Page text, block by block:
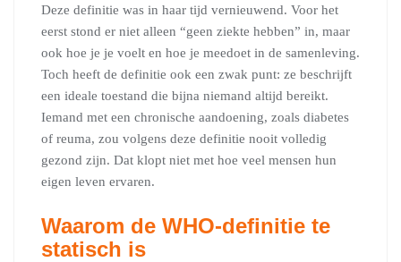
Deze definitie was in haar tijd vernieuwend. Voor het
eerst stond er niet alleen “geen ziekte hebben” in, maar
ook hoe je je voelt en hoe je meedoet in de samenleving.
Toch heeft de definitie ook een zwak punt: ze beschrijft
een ideale toestand die bijna niemand altijd bereikt.
Iemand met een chronische aandoening, zoals diabetes
of reuma, zou volgens deze definitie nooit volledig
gezond zijn. Dat klopt niet met hoe veel mensen hun
eigen leven ervaren.
Waarom de WHO-definitie te
statisch is